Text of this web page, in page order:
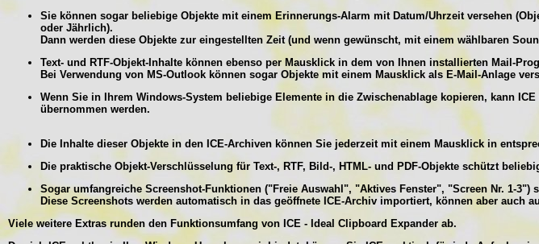
Sie können sogar beliebige Objekte mit einem Erinnerungs-Alarm mit Datum/Uhrzeit versehen
oder Jährlich).
Dann werden diese Objekte zur eingestellten Zeit (und wenn gewünscht, mit einem wählbaren
Text- und RTF-Objekt-Inhalte können ebenso per Mausklick in dem von Ihnen installierten Mail-
Bei Verwendung von MS-Outlook können sogar Objekte mit einem Mausklick als E-Mail-Anlage
Wenn Sie in Ihrem Windows-System beliebige Elemente in die Zwischenablage kopieren, kann
übernommen werden.
Die Inhalte dieser Objekte in den ICE-Archiven können Sie jederzeit mit einem Mausklick in
Die praktische Objekt-Verschlüsselung für Text-, RTF, Bild-, HTML- und PDF-Objekte schützt
Sogar umfangreiche Screenshot-Funktionen ("Freie Auswahl", "Aktives Fenster", "Screen Nr. 1-
Diese Screenshots werden automatisch in das geöffnete ICE-Archiv importiert, können aber auch
Viele weitere Extras runden den Funktionsumfang von ICE - Ideal Clipboard Expander ab.